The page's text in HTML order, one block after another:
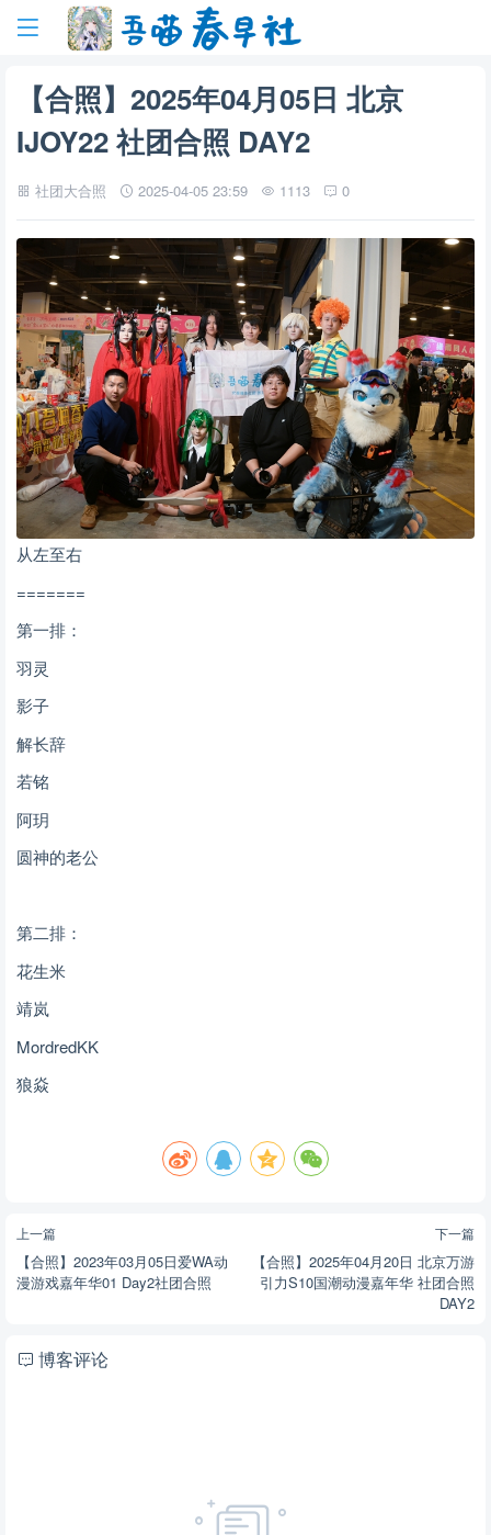
【合照】2025年04月05日 北京
IJOY22 社团合照 DAY2
社团大合照 2025-04-05 23:59 1113 0
从左至右
=======
第一排：
羽灵
影子
解长辞
若铭
阿玥
圆神的老公
第二排：
花生米
靖岚
MordredKK
狼焱
上一篇
【合照】2023年03月05日爱WA动
漫游戏嘉年华01 Day2社团合照
下一篇
【合照】2025年04月20日 北京万游
引力S10国潮动漫嘉年华 社团合照
DAY2
博客评论